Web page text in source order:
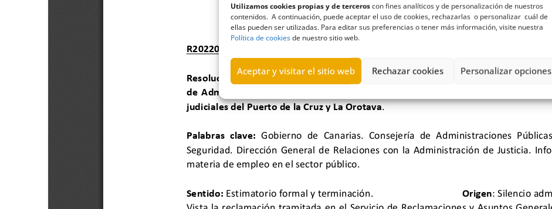
Utilizamos cookies propias y de terceroscon fines analíticos y de personalización de nuestros
contenidos. A continuación, puede aceptar el uso de cookies, rechazarlas o personalizar cuál de
ellas pueden ser utilizadas. Para editar sus preferencias o tener más información, visite nuestra
Política de cookiesde nuestro sitio web.
Aceptar y visitar el sitio web Rechazar cookies Personalizar opciones